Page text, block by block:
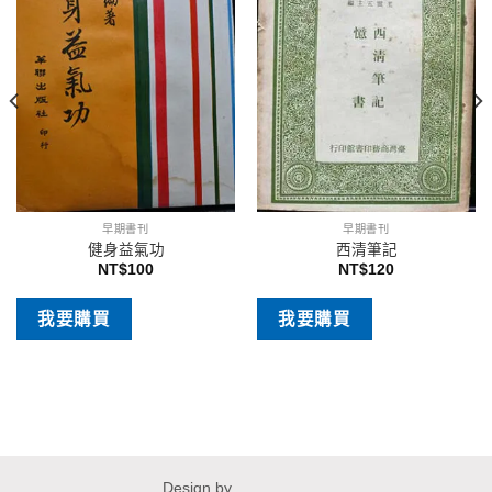
早期書刊
健身益氣功
NT$100
我要購買
早期書刊
西清筆記
NT$120
我要購買
Design by